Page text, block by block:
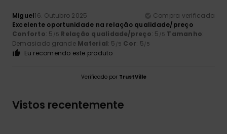
Miguel16. Outubro 2025
Compra verificada
Excelente oportunidade na relação qualidade/preço
Conforto: 5 /5 Relação qualidade/preço: 5 /5 Tamanho:
Demasiado grande Material: 5 /5 Cor: 5/5
Eu recomendo este produto
Verificado por TrustVille
Vistos recentemente